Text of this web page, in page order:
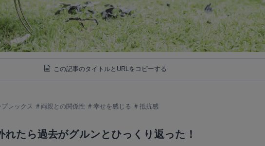
この記事のタイトルとURLをコピーする
プレックス 両親との関係性 幸せを感じる 抵抗感
れたら過去がグルンとひっくり返った！